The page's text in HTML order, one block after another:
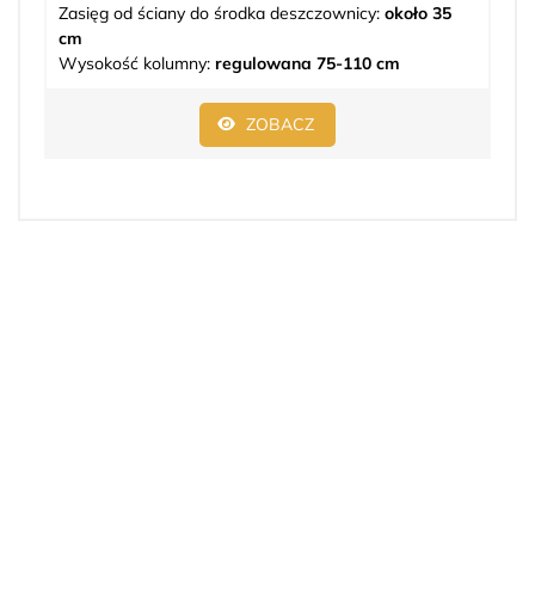
Zasięg od ściany do środka deszczownicy: około 35
cm
Wysokość kolumny: regulowana 75-110 cm
ZOBACZ